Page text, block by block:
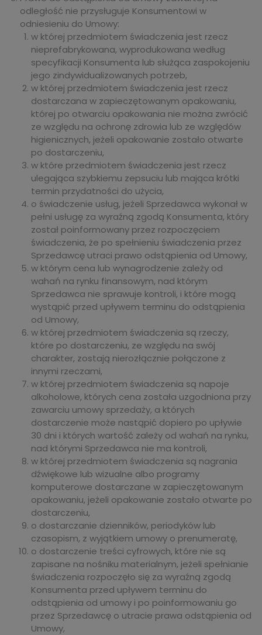
odległość nie przysługuje Konsumentowi w
odniesieniu do Umowy:
w której przedmiotem świadczenia jest rzecz
nieprefabrykowana, wyprodukowana według
specyfikacji Konsumenta lub służąca zaspokojeniu
jego zindywidualizowanych potrzeb,
w której przedmiotem świadczenia jest rzecz
dostarczana w zapieczętowanym opakowaniu,
której po otwarciu opakowania nie można zwrócić
ze względu na ochronę zdrowia lub ze względów
higienicznych, jeżeli opakowanie zostało otwarte
po dostarczeniu,
w które przedmiotem świadczenia jest rzecz
ulegająca szybkiemu zepsuciu lub mająca krótki
termin przydatności do użycia,
o świadczenie usług, jeżeli Sprzedawca wykonał w
pełni usługę za wyraźną zgodą Konsumenta, który
został poinformowany przez rozpoczęciem
świadczenia, że po spełnieniu świadczenia przez
Sprzedawcę utraci prawo odstąpienia od Umowy,
w którym cena lub wynagrodzenie zależy od
wahań na rynku finansowym, nad którym
Sprzedawca nie sprawuje kontroli, i które mogą
wystąpić przed upływem terminu do odstąpienia
od Umowy,
w której przedmiotem świadczenia są rzeczy,
które po dostarczeniu, ze względu na swój
charakter, zostają nierozłącznie połączone z
innymi rzeczami,
w której przedmiotem świadczenia są napoje
alkoholowe, których cena została uzgodniona przy
zawarciu umowy sprzedaży, a których
dostarczenie może nastąpić dopiero po upływie
30 dni i których wartość zależy od wahań na rynku,
nad którymi Sprzedawca nie ma kontroli,
w której przedmiotem świadczenia są nagrania
dźwiękowe lub wizualne albo programy
komputerowe dostarczane w zapieczętowanym
opakowaniu, jeżeli opakowanie zostało otwarte po
dostarczeniu,
o dostarczanie dzienników, periodyków lub
czasopism, z wyjątkiem umowy o prenumeratę,
o dostarczenie treści cyfrowych, które nie są
zapisane na nośniku materialnym, jeżeli spełnianie
świadczenia rozpoczęło się za wyraźną zgodą
Konsumenta przed upływem terminu do
odstąpienia od umowy i po poinformowaniu go
przez Sprzedawcę o utracie prawa odstąpienia od
Umowy,